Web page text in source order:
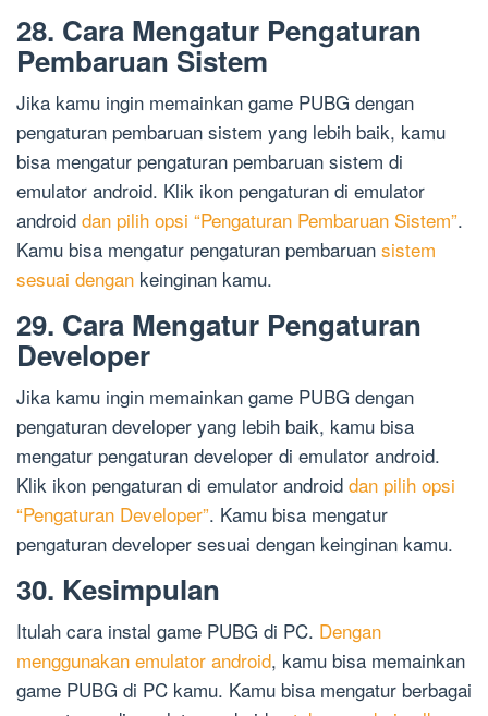
28. Cara Mengatur Pengaturan
Pembaruan Sistem
Jika kamu ingin memainkan game PUBG dengan
pengaturan pembaruan sistem yang lebih baik, kamu
bisa mengatur pengaturan pembaruan sistem di
emulator android. Klik ikon pengaturan di emulator
android dan pilih opsi “Pengaturan Pembaruan Sistem”.
Kamu bisa mengatur pengaturan pembaruan sistem
sesuai dengan keinginan kamu.
29. Cara Mengatur Pengaturan
Developer
Jika kamu ingin memainkan game PUBG dengan
pengaturan developer yang lebih baik, kamu bisa
mengatur pengaturan developer di emulator android.
Klik ikon pengaturan di emulator android dan pilih opsi
“Pengaturan Developer”. Kamu bisa mengatur
pengaturan developer sesuai dengan keinginan kamu.
30. Kesimpulan
Itulah cara instal game PUBG di PC. Dengan
menggunakan emulator android, kamu bisa memainkan
game PUBG di PC kamu. Kamu bisa mengatur berbagai